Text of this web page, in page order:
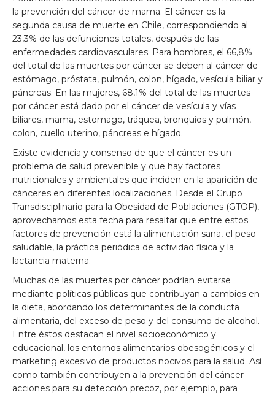
la prevención del cáncer de mama. El cáncer es la
segunda causa de muerte en Chile, correspondiendo al
23,3% de las defunciones totales, después de las
enfermedades cardiovasculares. Para hombres, el 66,8%
del total de las muertes por cáncer se deben al cáncer de
estómago, próstata, pulmón, colon, hígado, vesícula biliar y
páncreas. En las mujeres, 68,1% del total de las muertes
por cáncer está dado por el cáncer de vesícula y vías
biliares, mama, estomago, tráquea, bronquios y pulmón,
colon, cuello uterino, páncreas e hígado.
Existe evidencia y consenso de que el cáncer es un
problema de salud prevenible y que hay factores
nutricionales y ambientales que inciden en la aparición de
cánceres en diferentes localizaciones. Desde el Grupo
Transdisciplinario para la Obesidad de Poblaciones (GTOP),
aprovechamos esta fecha para resaltar que entre estos
factores de prevención está la alimentación sana, el peso
saludable, la práctica periódica de actividad física y la
lactancia materna.
Muchas de las muertes por cáncer podrían evitarse
mediante políticas públicas que contribuyan a cambios en
la dieta, abordando los determinantes de la conducta
alimentaria, del exceso de peso y del consumo de alcohol.
Entre éstos destacan el nivel socioeconómico y
educacional, los entornos alimentarios obesogénicos y el
marketing excesivo de productos nocivos para la salud. Así
como también contribuyen a la prevención del cáncer
acciones para su detección precoz, por ejemplo, para